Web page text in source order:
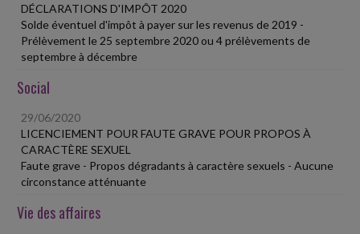
DÉCLARATIONS D'IMPÔT 2020
Solde éventuel d'impôt à payer sur les revenus de 2019 -
Prélèvement le 25 septembre 2020 ou 4 prélèvements de
septembre à décembre
Social
29/06/2020
LICENCIEMENT POUR FAUTE GRAVE POUR PROPOS À
CARACTÈRE SEXUEL
Faute grave - Propos dégradants à caractère sexuels - Aucune
circonstance atténuante
Vie des affaires